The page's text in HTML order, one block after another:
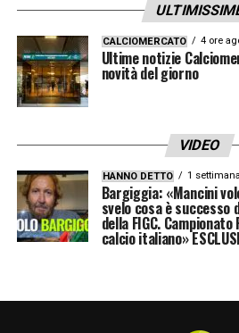
CALCIOMERCATO 4 ore
Ultime notizie
novità del giorno
VIDEO
HANNO DETTO 1
Bargiggia: «Mancini
svelo cosa è
della FIGC.
calcio italiano»